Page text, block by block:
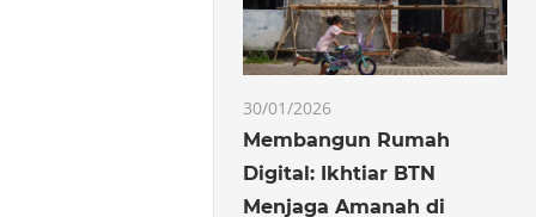
30/01/2026
Membangun Rumah
Digital: Ikhtiar BTN
Menjaga Amanah di